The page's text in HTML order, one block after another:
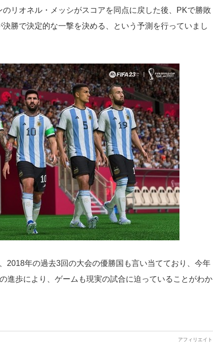
リオネル・メッシがスコアを同点に戻した後、PKで勝敗
勝で決定的な一撃を決める
という予測を行っていまし
2018年の過去3回の大会の優勝国も言い当てており、今年
進歩により、ゲームも現実の試合に迫っていることがわか